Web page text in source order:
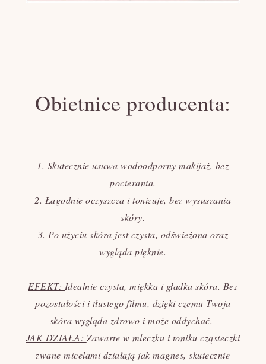
Obietnice producenta:
1. Skutecznie usuwa wodoodporny makijaż, bez
pocierania.
2. Łagodnie oczyszcza i tonizuje, bez wysuszania
skóry.
3. Po użyciu skóra jest czysta, odświeżona oraz
wygląda pięknie.
EFEKT: Idealnie czysta, miękka i gładka skóra. Bez
pozostałości i tłustego filmu, dzięki czemu Twoja
skóra wygląda zdrowo i może oddychać.
JAK DZIAŁA: Zawarte w mleczku i toniku cząsteczki
zwane micelami działają jak magnes, skutecznie